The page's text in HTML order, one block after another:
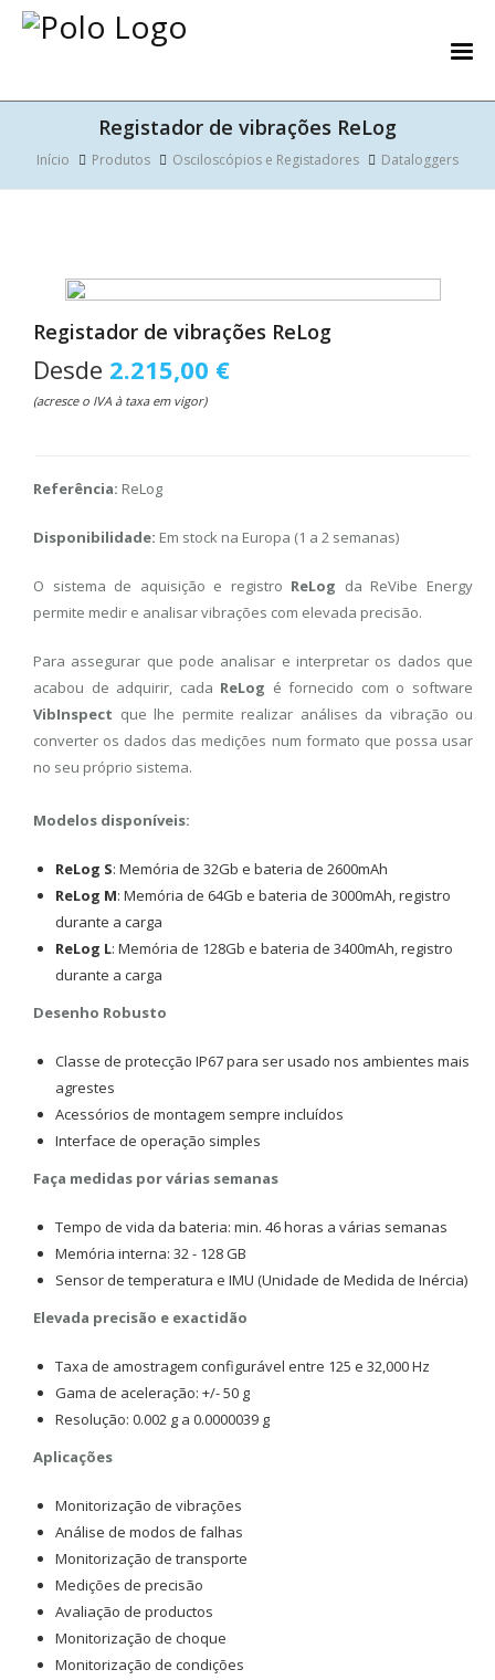
Registador de vibrações ReLog
Início Produtos Osciloscópios e Registadores Dataloggers
Registador de vibrações ReLog
Desde 2.215,00 €
(acresce o IVA à taxa em vigor)
Referência: ReLog
Disponibilidade: Em stock na Europa (1 a 2 semanas)
O sistema de aquisição e registro ReLog da ReVibe Energy
permite medir e analisar vibrações com elevada precisão.
Para assegurar que pode analisar e interpretar os dados que
acabou de adquirir, cada ReLog é fornecido com o software
VibInspect que lhe permite realizar análises da vibração ou
converter os dados das medições num formato que possa usar
no seu próprio sistema.
Modelos disponíveis:
ReLog S: Memória de 32Gb e bateria de 2600mAh
ReLog M: Memória de 64Gb e bateria de 3000mAh, registro
durante a carga
ReLog L: Memória de 128Gb e bateria de 3400mAh, registro
durante a carga
Desenho Robusto
Classe de protecção IP67 para ser usado nos ambientes mais
agrestes
Acessórios de montagem sempre incluídos
Interface de operação simples
Faça medidas por várias semanas
Tempo de vida da bateria: min. 46 horas a várias semanas
Memória interna: 32 - 128 GB
Sensor de temperatura e IMU (Unidade de Medida de Inércia)
Elevada precisão e exactidão
Taxa de amostragem configurável entre 125 e 32,000 Hz
Gama de aceleração: +/- 50 g
Resolução: 0.002 g a 0.0000039 g
Aplicações
Monitorização de vibrações
Análise de modos de falhas
Monitorização de transporte
Medições de precisão
Avaliação de productos
Monitorização de choque
Monitorização de condições